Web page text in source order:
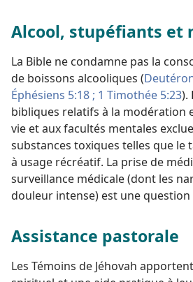
Alcool, stupéfiants et
La Bible ne condamne pas la
de boissons alcooliques (
Éphésiens 5:18 ; 1 Timothée 5:23).
bibliques relatifs à la modération
vie et aux facultés mentales
substances toxiques telles que le
à usage récréatif. La prise de
surveillance médicale (dont les
douleur intense) est une
Assistance pastorale
Les Témoins de Jéhovah